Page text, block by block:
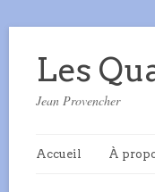
Les
Jean Provencher
Accueil À